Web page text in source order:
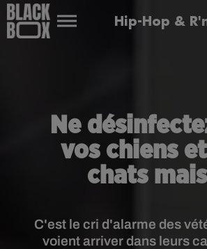
Hip-Hop &
Ne
vos chiens
chats
C'est le cri d'alarme des
voient arriver dans leurs